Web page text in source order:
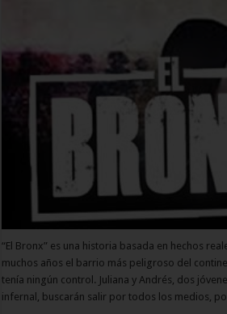
“El Bronx” es una historia basada en hechos
muchos años el barrio más peligroso del
tenía ningún control. Juliana y Andrés, dos
infernal, buscarán salir por todos los medios,